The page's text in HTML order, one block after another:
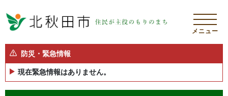
メニュー
防災・緊急情報
現在緊急情報はありません。